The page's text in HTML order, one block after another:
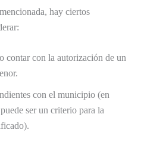
hay ciertos
contar con la autorización de un
con el municipio (en
ser un criterio para la